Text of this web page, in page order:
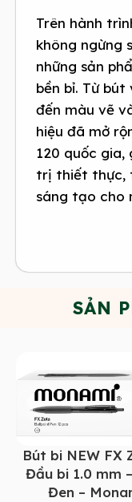
Trên hành
không ngừng
những sản
bền bỉ. Từ
đến màu vẽ
hiệu đã mở
120 quốc gia,
trị thiết thực,
sáng tạo cho
SẢN
Bút bi NEW FX
Đầu bi 1.0 mm
Đen –